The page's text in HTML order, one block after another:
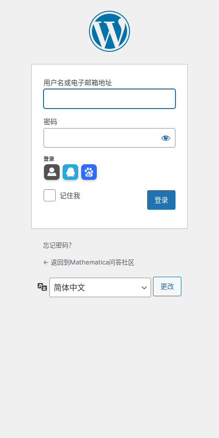
用户名或电子邮箱地址
密码
登录
记住我
忘记密码？
← 返回到Mathematica问答社区
言